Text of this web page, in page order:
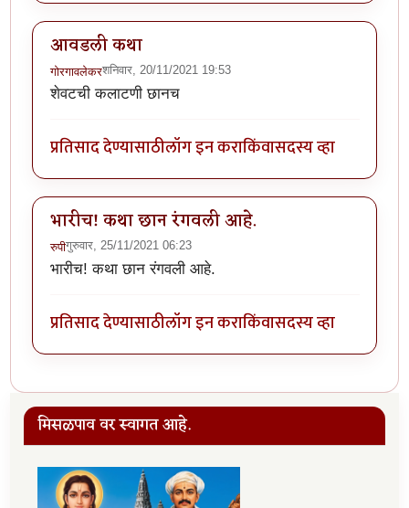
आवडली कथा
गोरगावलेकरशनिवार, 20/11/2021 19:53
शेवटची कलाटणी छानच
प्रतिसाद देण्यासाठीलॉग इन कराकिंवासदस्य व्हा
भारीच! कथा छान रंगवली आहे.
रुपीगुरुवार, 25/11/2021 06:23
भारीच! कथा छान रंगवली आहे.
प्रतिसाद देण्यासाठीलॉग इन कराकिंवासदस्य व्हा
मिसळपाव वर स्वागत आहे.